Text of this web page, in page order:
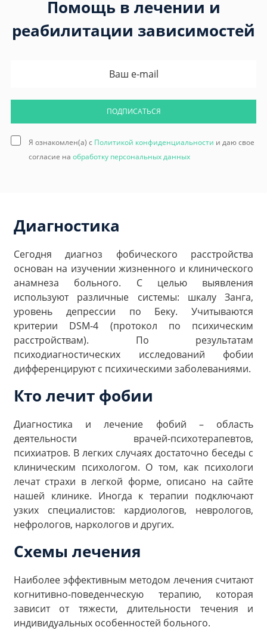
Помощь в лечении и
реабилитации зависимостей
ПОДПИСАТЬСЯ
Я ознакомлен(а) с Политикой конфиденциальности и даю свое
согласие на обработку персональных данных
Диагностика
Сегодня диагноз фобического расстройства
основан на изучении жизненного и клинического
анамнеза больного. С целью выявления
используют различные системы: шкалу Занга,
уровень депрессии по Беку. Учитываются
критерии DSM-4 (протокол по психическим
расстройствам). По результатам
психодиагностических исследований фобии
дифференцируют с психическими заболеваниями.
Кто лечит фобии
Диагностика и лечение фобий – область
деятельности врачей-психотерапевтов,
психиатров. В легких случаях достаточно беседы с
клиническим психологом. О том, как психологи
лечат страхи в легкой форме, описано на сайте
нашей клинике. Иногда к терапии подключают
узких специалистов: кардиологов, неврологов,
нефрологов, наркологов и других.
Схемы лечения
Наиболее эффективным методом лечения считают
когнитивно-поведенческую терапию, которая
зависит от тяжести, длительности течения и
индивидуальных особенностей больного.